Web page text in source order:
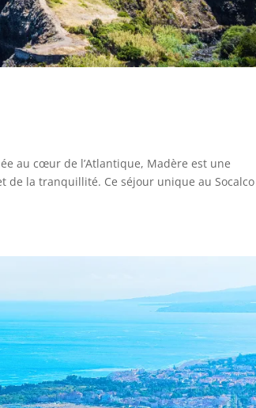
au cœur de l’Atlantique, Madère est une
la tranquillité. Ce séjour unique au Socalco